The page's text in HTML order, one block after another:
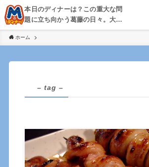
本日のディナーは？この重大な問
題に立ち向かう葛藤の日々。大
阪・京都・神戸を中心とした食べ
歩き、飲み歩きを綴る。
ホーム
– tag –